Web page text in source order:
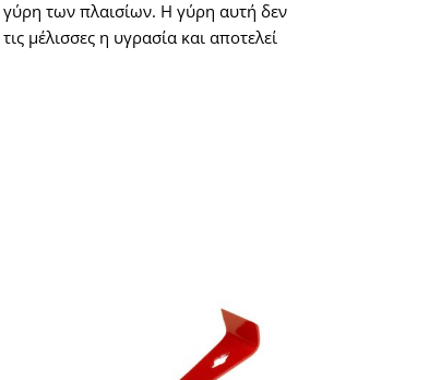
γύρη των πλαισίων. Η γύρη αυτή δεν
μέλισσες η υγρασία και αποτελεί